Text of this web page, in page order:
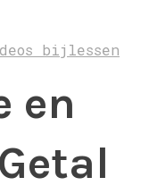
bijlessen
en